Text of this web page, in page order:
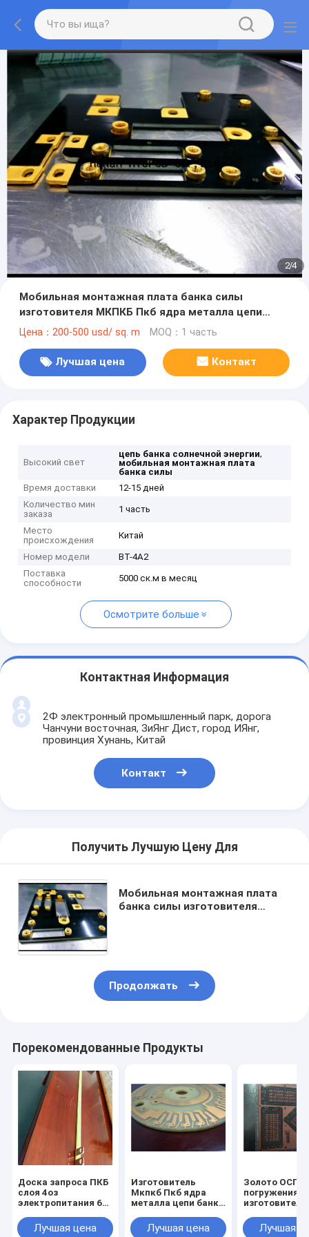
2/4
Мобильная монтажная плата банка силы
изготовителя МКПКБ Пкб ядра металла цепи
банка солнечной энергии Сир банка силы
Цена：200-500 usd/ sq. m MOQ：1 часть
Лучшая цена Контакт
Характер Продукции
Высокий свет
цепь банка солнечной энергии,
мобильная монтажная плата
банка силы
Время доставки
12-15 дней
Количество мин
заказа
1 часть
Место
происхождения
Китай
Номер модели
ВТ-4А2
Поставка
способности
5000 ск.м в месяц
Осмотрите больше
Контактная Информация
2Ф электронный промышленный парк, дорога
Чанчуни восточная, ЗиЯнг Дист, город ИЯнг,
провинция Хунань, Китай
Контакт
Получить Лучшую Цену Для
Мобильная монтажная плата
банка силы изготовителя
Продолжать
Порекомендованные Продукты
Доска запроса ПКБ
слоя 4оз
электропитания 6
может
изготовление на
Лучшая цена
Изготовитель
Мкпкб Пкб ядра
металла цепи банка
модуля доски
банка силы
Лучшая цена
Золото ОСП
погружения
монтажом
банка
Лучшая